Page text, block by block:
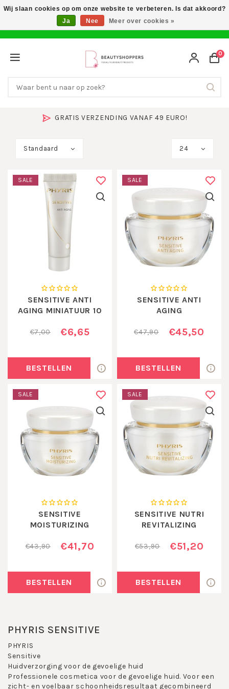
GRATIS VERZENDING VANAF 49 EURO!
0
Standaard 24
SALE
SENSITIVE ANTI
AGING MINIATUUR 10
€7,00 €6,65
BESTELLEN
SALE
SENSITIVE ANTI
AGING
€47,90 €45,50
BESTELLEN
SALE
SENSITIVE
MOISTURIZING
€43,90 €41,70
BESTELLEN
SALE
SENSITIVE NUTRI
REVITALIZING
€53,90 €51,20
BESTELLEN
PHYRIS SENSITIVE
PHYRIS
Sensitive
Huidverzorging voor de gevoelige huid
Professionele cosmetica voor de gevoelige huid. Voor een
zicht- en voelbaar schoonheidsresultaat gecombineerd
Wij slaan cookies op om onze website te verbeteren. Is dat akkoord?
Ja
Nee Meer over cookies »